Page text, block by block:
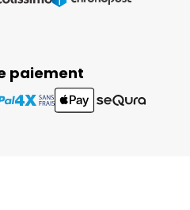
paiement